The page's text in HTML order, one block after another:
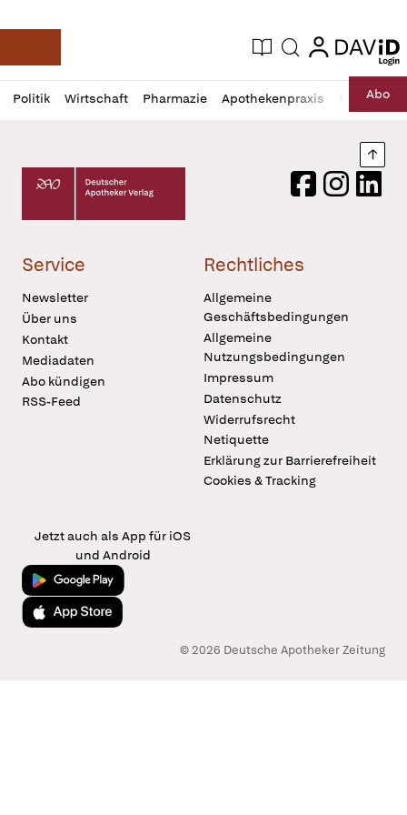
Deutsche Apotheker Zeitung
Aktuelle Ausgabe
Suche login
login
Politik Wirtschaft Pharmazie Apothekenpraxis RechtAbo
Profil
öffnen
Daz
Pur
Deutscher Apotheker Verlag Logo
FacebookInstagram
Service
Newsletter
Über uns
Kontakt
Mediadaten
Abo kündigen
RSS-Feed
Rechtliches
Allgemeine
Geschäftsbedingungen
Allgemeine
Nutzungsbedingungen
Impressum
Datenschutz
Widerrufsrecht
Netiquette
Erklärung zur Barrierefreiheit
Cookies & Tracking
Jetzt auch als App für iOS
und Android
Jetzt bei Google Play
Laden im App Store
© 2026 Deutsche Apotheker Zeitung